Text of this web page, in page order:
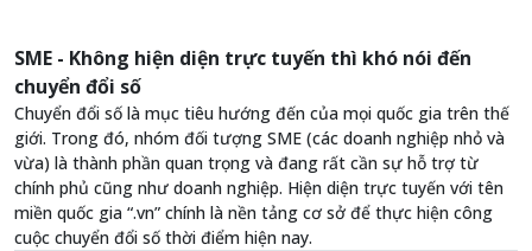
SME - Không hiện diện trực tuyến thì khó nói đến
chuyển đổi số
Chuyển đổi số là mục tiêu hướng đến của mọi quốc gia trên thế
giới. Trong đó, nhóm đối tượng SME (các doanh nghiệp nhỏ và
vừa) là thành phần quan trọng và đang rất cần sự hỗ trợ từ
chính phủ cũng như doanh nghiệp. Hiện diện trực tuyến với tên
miền quốc gia “.vn” chính là nền tảng cơ sở để thực hiện công
cuộc chuyển đổi số thời điểm hiện nay.